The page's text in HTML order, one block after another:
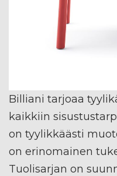
Billiani tarjoaa
kaikkiin
on tyylikkäästi
on erinomainen
Tuolisarjan on